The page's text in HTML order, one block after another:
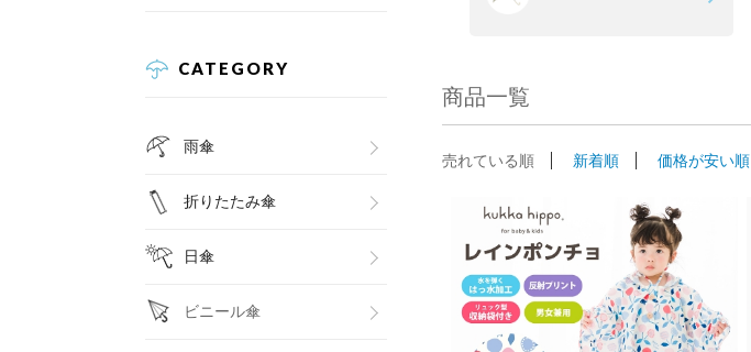
CATEGORY
雨傘
折りたたみ傘
日傘
ビニール傘
商品一覧
売れている順 新着順 価格が安い順